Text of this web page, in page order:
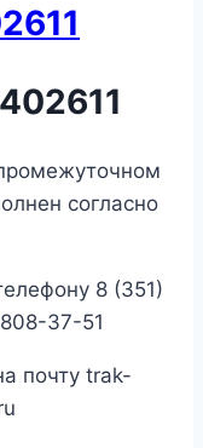
согласно
8 (351)
37-51
почту trak-